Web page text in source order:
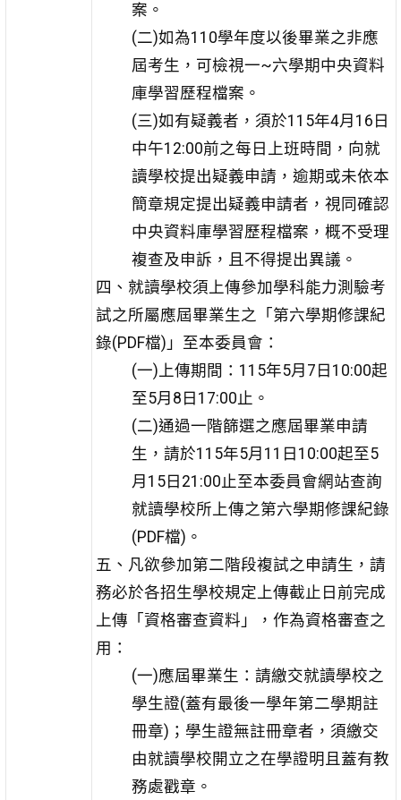
案。
(二)如為110學年度以後畢業之非應
屆考生，可檢視一~六學期中央資料
庫學習歷程檔案。
(三)如有疑義者，須於115年4月16日
中午12:00前之每日上班時間，向就
讀學校提出疑義申請，逾期或未依本
簡章規定提出疑義申請者，視同確認
中央資料庫學習歷程檔案，概不受理
複查及申訴，且不得提出異議。
四、就讀學校須上傳參加學科能力測驗考
試之所屬應屆畢業生之「第六學期修課紀
錄(PDF檔)」至本委員會：
(一)上傳期間：115年5月7日10:00起
至5月8日17:00止。
(二)通過一階篩選之應屆畢業申請
生，請於115年5月11日10:00起至5
月15日21:00止至本委員會網站查詢
就讀學校所上傳之第六學期修課紀錄
(PDF檔)。
五、凡欲參加第二階段複試之申請生，請
務必於各招生學校規定上傳截止日前完成
上傳「資格審查資料」，作為資格審查之
用：
(一)應屆畢業生：請繳交就讀學校之
學生證(蓋有最後一學年第二學期註
冊章)；學生證無註冊章者，須繳交
由就讀學校開立之在學證明且蓋有教
務處戳章。